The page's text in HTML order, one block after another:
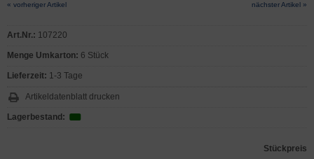
« vorheriger Artikel nächster Artikel »
Art.Nr.: 107220
Menge Umkarton: 6 Stück
Lieferzeit: 1-3 Tage
Artikeldatenblatt drucken
Lagerbestand:
Stückpreis